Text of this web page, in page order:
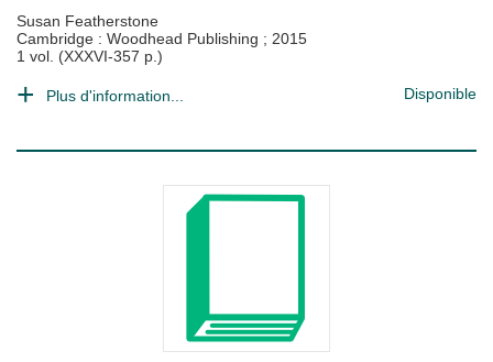
Susan Featherstone
Cambridge : Woodhead Publishing ; 2015
1 vol. (XXXVI-357 p.)
Plus d'information... Disponible